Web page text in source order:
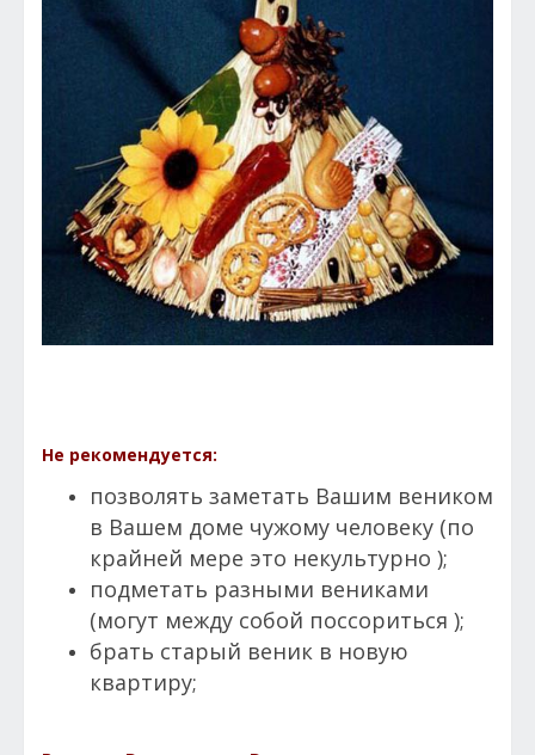
Не рекомендуется:
позволять заметать Вашим веником
в Вашем доме чужому человеку (по
крайней мере это некультурно );
подметать разными вениками
(могут между собой поссориться );
брать старый веник в новую
квартиру;